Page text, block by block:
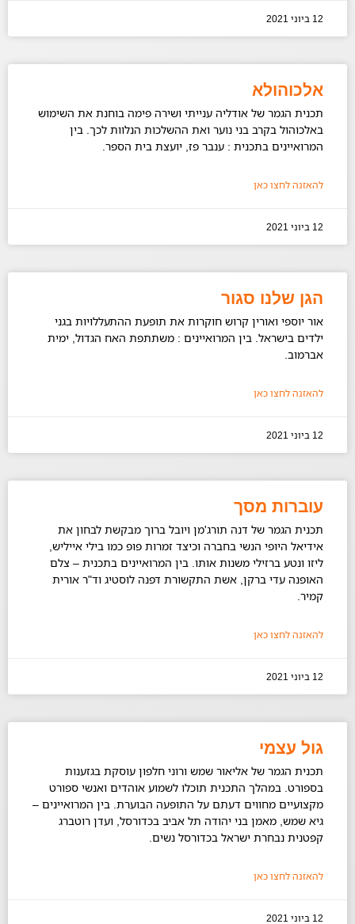
12 ביוני 2021
אלכוהולא
תכנית הגמר של אודליה ענייתי ושירה פימה בוחנת את השימוש
באלכוהול בקרב בני נוער ואת ההשלכות הנלוות לכך. בין
המרואיינים בתכנית : ענבר פז, יועצת בית הספר.
להאזנה לחצו כאן
12 ביוני 2021
הגן שלנו סגור
אור יוספי ואורין קרוש חוקרות את תופעת ההתעללויות בגני
ילדים בישראל. בין המרואיינים : משתתפת האח הגדול, ימית
אברמוב.
להאזנה לחצו כאן
12 ביוני 2021
עוברות מסך
תכנית הגמר של דנה תורג'מן ויובל ברוך מבקשת לבחון את
אידיאל היופי הנשי בחברה וכיצד זמרות פופ כמו בילי אייליש,
ליזו ונטע ברזילי משנות אותו. בין המרואיינים בתכנית – צלם
האופנה עדי ברקן, אשת התקשורת דפנה לוסטיג וד"ר אורית
קמיר.
להאזנה לחצו כאן
12 ביוני 2021
גול עצמי
תכנית הגמר של אליאור שמש ורוני חלפון עוסקת בגזענות
בספורט. במהלך התכנית תוכלו לשמוע אוהדים ואנשי ספורט
מקצועיים מחווים דעתם על התופעה הבוערת. בין המרואיינים –
גיא שמש, מאמן בני יהודה תל אביב בכדורסל, ועדן רוטברג
קפטנית נבחרת ישראל בכדורסל נשים.
להאזנה לחצו כאן
12 ביוני 2021